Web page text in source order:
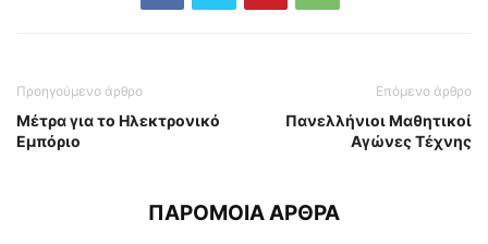
Προηγούμενο άρθρο
Μέτρα για το Ηλεκτρονικό
Εμπόριο
Επόμενο άρθρο
Πανελλήνιοι Μαθητικοί
Αγώνες Τέχνης
ΠΑΡΟΜΟΙΑ ΑΡΘΡΑ